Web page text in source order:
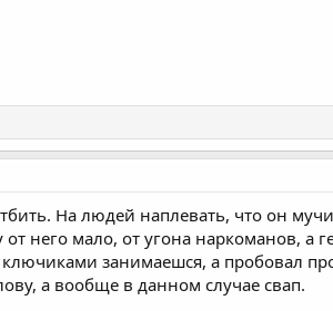
На людей наплевать, что он
него мало, от угона наркоманов, а
занимаешся, а пробовал
а вообще в данном случае свап.